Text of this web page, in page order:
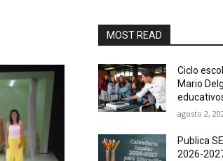
MOST READ
Ciclo
Mario
agosto 2,
Publica
2026-